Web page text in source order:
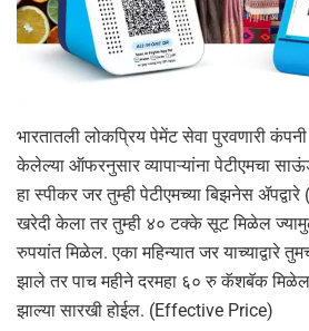
भारतातली लोकप्रिय पेमेंट सेवा पुरवणारी
केलेल्या ऑफरनुसार व्यापाऱ्यांना पेटीएमचा
हा स्पीकर जर तुम्ही पेटीएमच्या बिझनेस
खरेदी केला तर तुम्ही ४० टक्के सूट मिळेल
रुपयांत मिळेल. एका महिन्यात जर याच्याद्वारे
झाले तर पाच महीने दरमहा ६० रु कॅशबॅक
झाल्या सारखी होईल. (Effective Price)